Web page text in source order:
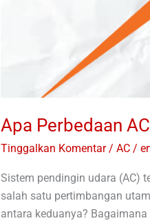
Apa Perbedaan
Tinggalkan Komentar / AC/
Sistem pendingin udara (AC)
salah satu pertimbangan
antara keduanya?